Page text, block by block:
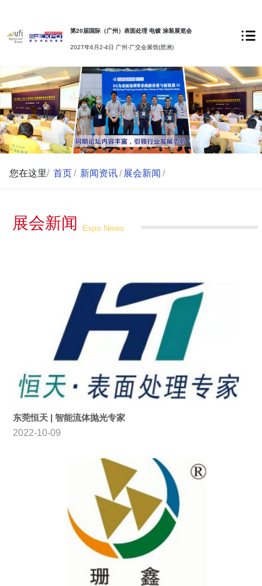
第20届国际（广州）表面处理 电镀 涂装展览会
2027年6月2-4日 广州·广交会展馆(琶洲)
您在这里/ 首页 / 新闻资讯 / 展会新闻 /
展会新闻 Expo News
东莞恒天 | 智能流体抛光专家
2022-10-09